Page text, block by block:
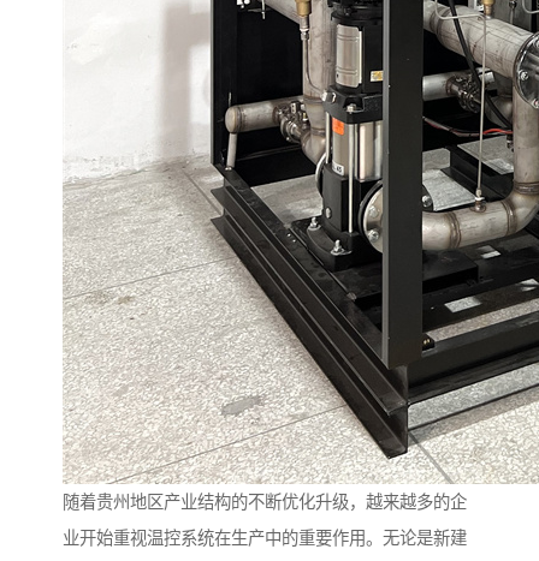
随着贵州地区产业结构的不断优化升级，越来越多的企
业开始重视温控系统在生产中的重要作用。无论是新建